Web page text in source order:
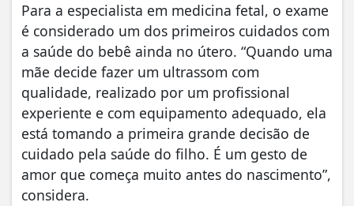
Para a especialista em medicina fetal, o exame
é considerado um dos primeiros cuidados com
a saúde do bebê ainda no útero. “Quando uma
mãe decide fazer um ultrassom com
qualidade, realizado por um profissional
experiente e com equipamento adequado, ela
está tomando a primeira grande decisão de
cuidado pela saúde do filho. É um gesto de
amor que começa muito antes do nascimento”,
considera.